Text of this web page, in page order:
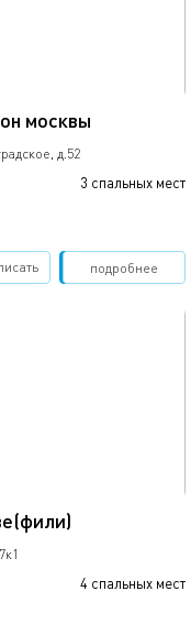
москвы
д.52
3 спальных мест
подробнее
Забронировать
4 спальных мест